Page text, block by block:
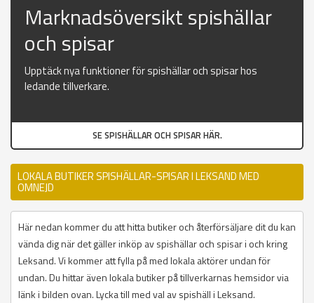
Marknadsöversikt spishällar
och spisar
Upptäck nya funktioner för spishällar och spisar hos
ledande tillverkare.
SE SPISHÄLLAR OCH SPISAR HÄR.
LOKALA BUTIKER SPISHÄLLAR-SPISAR I LEKSAND MED
OMNEJD
Här nedan kommer du att hitta butiker och återförsäljare dit du kan
vända dig när det gäller inköp av spishällar och spisar i och kring
Leksand. Vi kommer att fylla på med lokala aktörer undan för
undan. Du hittar även lokala butiker på tillverkarnas hemsidor via
länk i bilden ovan. Lycka till med val av spishäll i Leksand.